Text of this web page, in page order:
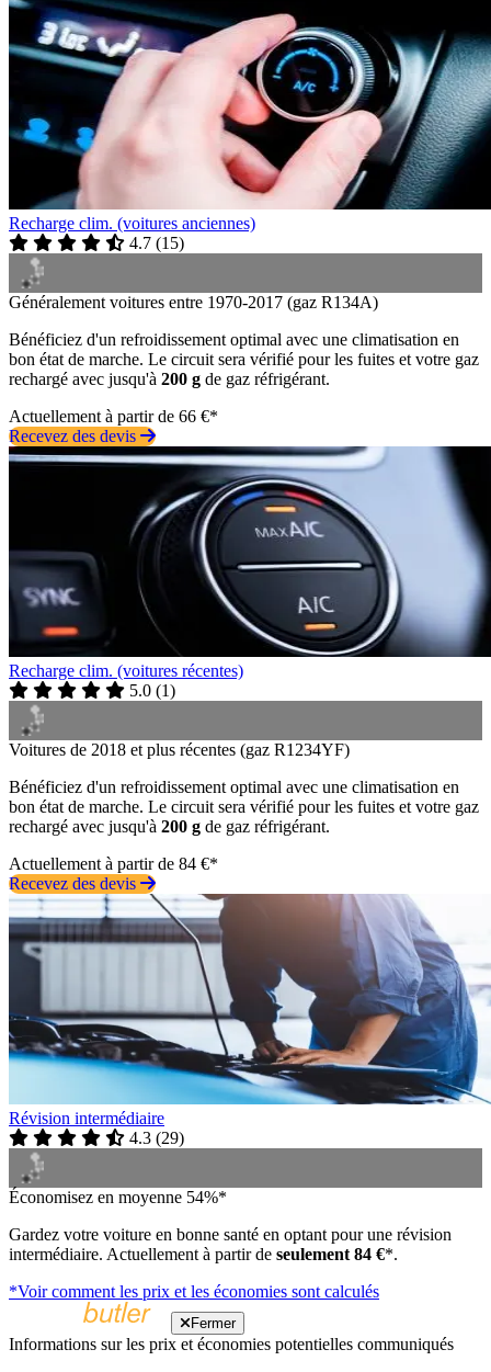
Recharge clim. (voitures anciennes)
4.7 (15)
Généralement voitures entre 1970-2017 (gaz R134A)
Bénéficiez d'un refroidissement optimal avec une climatisation en
bon état de marche. Le circuit sera vérifié pour les fuites et votre gaz
rechargé avec jusqu'à 200 g de gaz réfrigérant.
Actuellement à partir de 66 €*
Recevez des devis
Recharge clim. (voitures récentes)
5.0 (1)
Voitures de 2018 et plus récentes (gaz R1234YF)
Bénéficiez d'un refroidissement optimal avec une climatisation en
bon état de marche. Le circuit sera vérifié pour les fuites et votre gaz
rechargé avec jusqu'à 200 g de gaz réfrigérant.
Actuellement à partir de 84 €*
Recevez des devis
Révision intermédiaire
4.3 (29)
Économisez en moyenne 54%*
Gardez votre voiture en bonne santé en optant pour une révision
intermédiaire. Actuellement à partir de seulement 84 €*.
*Voir comment les prix et les économies sont calculés
Fermer
Informations sur les prix et économies potentielles communiqués